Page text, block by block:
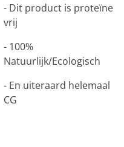
- Dit product is proteïne
vrij
- 100%
Natuurlijk/Ecologisch
- En uiteraard helemaal
CG